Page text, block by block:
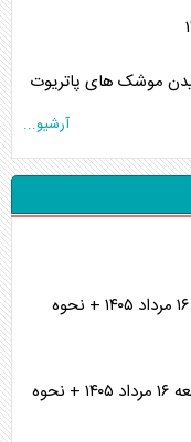
موشک های پاتریوت
آرشیو...
جدول قطعی برق استان تهران فردا جمعه ۱۶ مرداد ۱۴۰۵ + نحوه
جدول قطعی برق استان مازندران فردا جمعه ۱۶ مرداد ۱۴۰۵ + نحوه